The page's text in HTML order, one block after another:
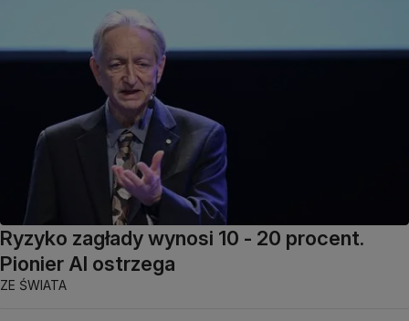
Ryzyko zagłady wynosi 10 - 20 procent.
Pionier AI ostrzega
ZE ŚWIATA